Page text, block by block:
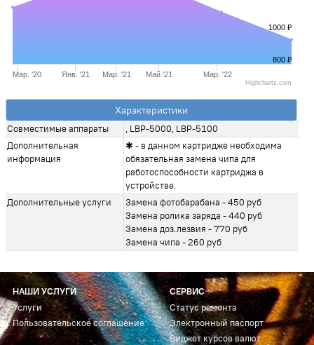
Мар. '20 Янв. '21 Мар. '21 Май '21 Мар. '22
1000 ₽
800 ₽
Highcharts.com
Характеристики
Совместимые аппараты
, LBP-5000, LBP-5100
Дополнительная
информация
✱ - в данном картридже необходима
обязательная замена чипа для
работоспособности картриджа в
устройстве.
Дополнительные услуги
Замена фотобарабана - 450 руб
Замена ролика заряда - 440 руб
Замена доз.лезвия - 770 руб
Замена чипа - 260 руб
НАШИ УСЛУГИ
Услуги
Пользовательское соглашение
СЕРВИС
Статус ремонта
Электронный паспорт
Виджет курсов валют